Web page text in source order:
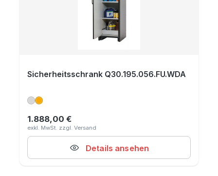
Sicherheitsschrank Q30.195.056.FU.WDA
Regulärer Preis:
1.888,00 €
Details ansehen